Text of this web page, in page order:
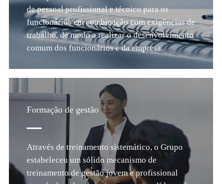
de pessoal profissional e técnico para os
funcionários em combinação com exigências de
trabalho, de modo a realizar o desenvolvimento
comum dos funcionários e da empresa.
Formação de gestão
Através de treinamento sistemático, o Grupo
estabeleceu um sólido mecanismo de
treinamento de gestão jovem e profissional